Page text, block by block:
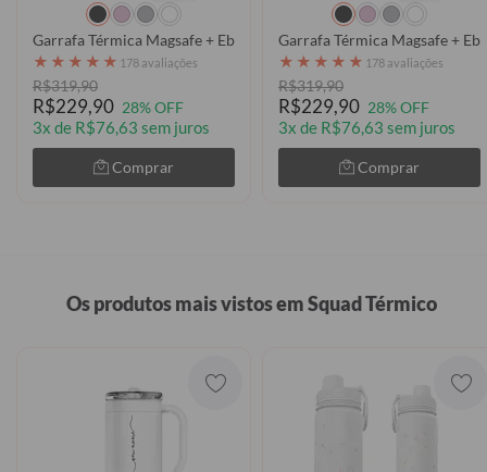
Garrafa Térmica Magsafe + Ebook - Lilo & Stitch - Cute Pattern
★ ★ ★ ★ ★ 178 avaliações
R$319,90
R$229,90 28% OFF
3x de R$76,63 sem juros
Comprar
Garrafa Térmica Magsafe +
★ ★ ★ ★ ★ 178 avaliações
R$319,90
R$229,90 28% OFF
3x de R$76,63 sem juros
Comprar
Os produtos mais vistos em Squad Térmico